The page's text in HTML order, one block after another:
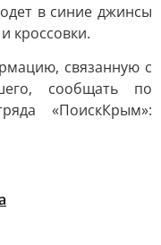
в синие джинсы
кроссовки.
связанную с
сообщать по
«ПоискКрым»: